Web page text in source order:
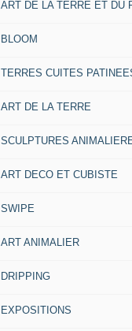
ART DE LA TERRE ET DU
BLOOM
TERRES CUITES
ART DE LA TERRE
SCULPTURES
ART DECO ET CUBISTE
SWIPE
ART ANIMALIER
DRIPPING
EXPOSITIONS